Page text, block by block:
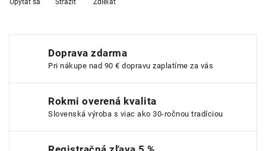
Opýtať sa Strážiť Zdieľať
Doprava zdarma
Pri nákupe nad 90 € dopravu zaplatíme za vás
Rokmi overená kvalita
Slovenská výroba s viac ako 30-ročnou tradíciou